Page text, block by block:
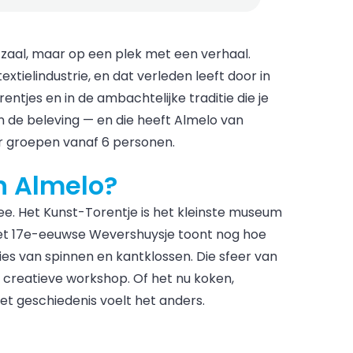
maar op een plek met een verhaal.
en dat verleden leeft door in
en in de ambachtelijke traditie die je
beleving — en die heeft Almelo van
groepen vanaf 6 personen.
Almelo?
Het Kunst-Torentje is het kleinste museum
17e-eeuwse Wevershuysje toont nog hoe
van spinnen en kantklossen. Die sfeer van
workshop. Of het nu koken,
geschiedenis voelt het anders.